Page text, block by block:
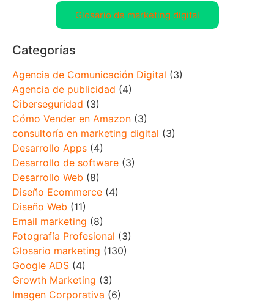
Glosario de marketing digital
Categorías
Agencia de Comunicación Digital (3)
Agencia de publicidad (4)
Ciberseguridad (3)
Cómo Vender en Amazon (3)
consultoría en marketing digital (3)
Desarrollo Apps (4)
Desarrollo de software (3)
Desarrollo Web (8)
Diseño Ecommerce (4)
Diseño Web (11)
Email marketing (8)
Fotografía Profesional (3)
Glosario marketing (130)
Google ADS (4)
Growth Marketing (3)
Imagen Corporativa (6)